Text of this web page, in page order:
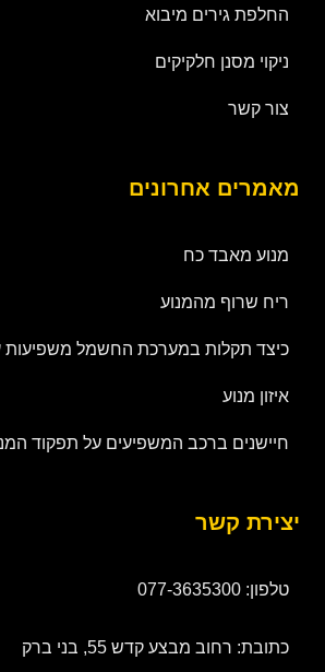
החלפת גירים מיבוא
ניקוי מסנן חלקיקים
צור קשר
מאמרים אחרונים
מנוע מאבד כח
ריח שרוף מהמנוע
כיצד תקלות במערכת החשמל משפיעות
איזון מנוע
חיישנים ברכב המשפיעים על תפקוד
יצירת קשר
טלפון: 077-3635300
כתובת: רחוב מבצע קדש 55, בני ברק